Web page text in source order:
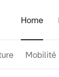
Home
Mobilité